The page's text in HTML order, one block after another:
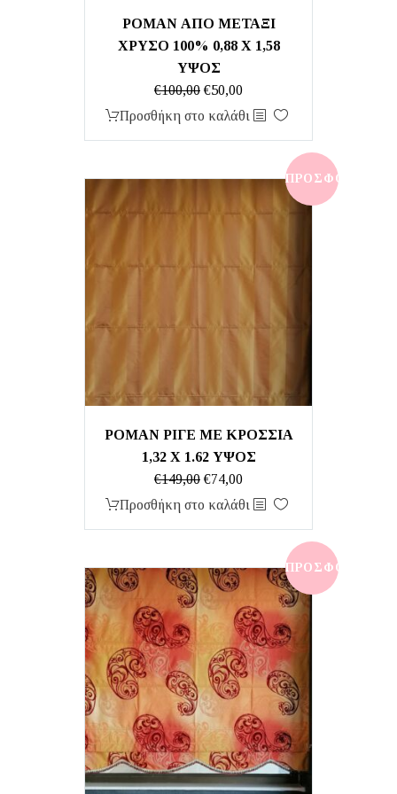
ΡΟΜΑΝ ΑΠΟ ΜΕΤΑΞΙ
ΧΡΥΣΟ 100% 0,88 Χ 1,58
ΥΨΟΣ
€100,00 Original
price
€50,00Η
τρέχουσα
€50,00.
Προσθήκη στο καλάθι
ΠΡΟΣΦΟΡΆ!
ΡΟΜΑΝ ΡΙΓΕ ΜΕ ΚΡΟΣΣΙΑ
1,32 Χ 1.62 ΥΨΟΣ
€149,00 Original
price
€74,00Η
τρέχουσα
€74,00.
Προσθήκη στο καλάθι
ΠΡΟΣΦΟΡΆ!